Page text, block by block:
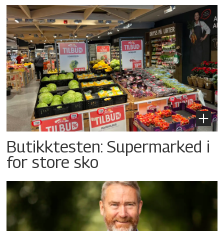
Butikktesten: Supermarked i
for store sko